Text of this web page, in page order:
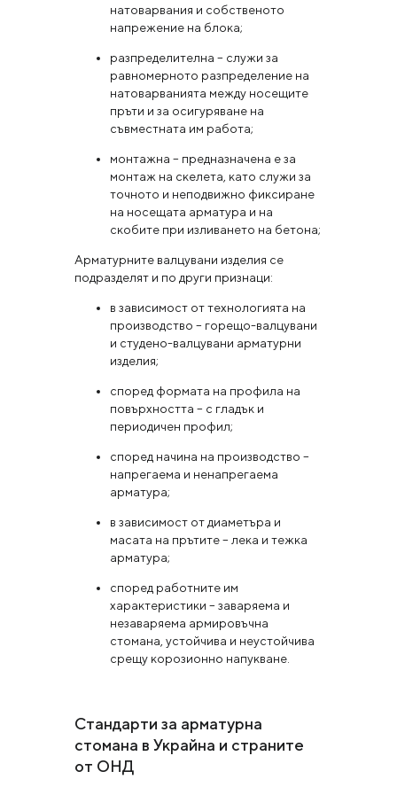
натоварвания и собственото
напрежение на блока;
разпределителна – служи за
равномерното разпределение на
натоварванията между носещите
пръти и за осигуряване на
съвместната им работа;
монтажна – предназначена е за
монтаж на скелета, като служи за
точното и неподвижно фиксиране
на носещата арматура и на
скобите при изливането на бетона;
Арматурните валцувани изделия се
подразделят и по други признаци:
в зависимост от технологията на
производство – горещо-валцувани
и студено-валцувани арматурни
изделия;
според формата на профила на
повърхността – с гладък и
периодичен профил;
според начина на производство –
напрегаема и ненапрегаема
арматура;
в зависимост от диаметъра и
масата на прътите – лека и тежка
арматура;
според работните им
характеристики – заваряема и
незаваряема армировъчна
стомана, устойчива и неустойчива
срещу корозионно напукване.
Стандарти за арматурна
стомана в Украйна и страните
от ОНД